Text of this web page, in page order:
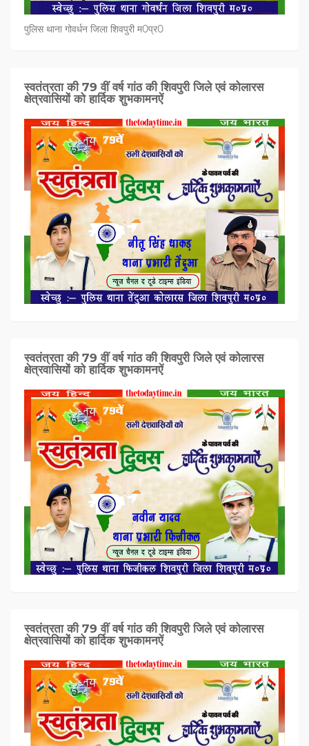
पुलिस थाना गोवर्धन जिला शिवपुरी म0प्र0
स्वतंत्रता की 79 वीं वर्ष गांठ की शिवपुरी जिले एवं कोलारस
क्षेत्रवासियों को हार्दिक शुभकामनऐं
स्वतंत्रता की 79 वीं वर्ष गांठ की शिवपुरी जिले एवं कोलारस
क्षेत्रवासियों को हार्दिक शुभकामनऐं
स्वतंत्रता की 79 वीं वर्ष गांठ की शिवपुरी जिले एवं कोलारस
क्षेत्रवासियों को हार्दिक शुभकामनऐं